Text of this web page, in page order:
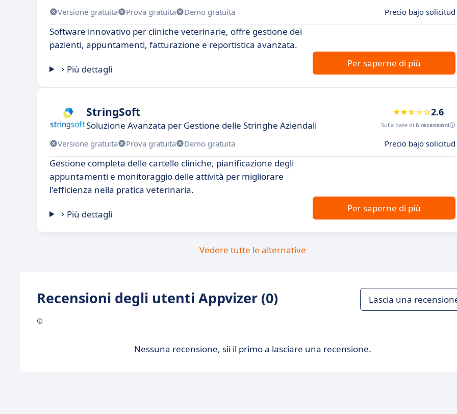
Versione gratuita Prova gratuita Demo gratuita Precio bajo solicitud
Software innovativo per cliniche veterinarie, offre gestione dei
pazienti, appuntamenti, fatturazione e reportistica avanzata.
Più dettagli
Per saperne di più
StringSoft
Soluzione Avanzata per Gestione delle Stringhe Aziendali
2.6
Sulla base di 6 recensioni
Versione gratuita Prova gratuita Demo gratuita Precio bajo solicitud
Gestione completa delle cartelle cliniche, pianificazione degli
appuntamenti e monitoraggio delle attività per migliorare
l'efficienza nella pratica veterinaria.
Più dettagli
Per saperne di più
Vedere tutte le alternative
Recensioni degli utenti Appvizer (0) Lascia una
Nessuna recensione, sii il primo a lasciare una recensione.